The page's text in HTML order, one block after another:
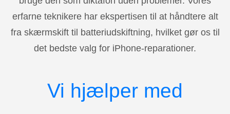
erfarne teknikere har ekspertisen til at håndtere alt
fra skærmskift til batteriudskiftning, hvilket gør os til
det bedste valg for iPhone-reparationer.
Vi hjælper med